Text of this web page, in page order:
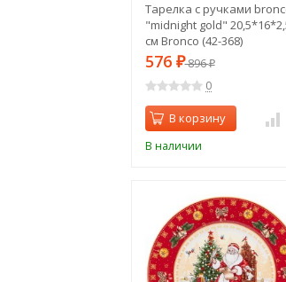
Тарелка с ручками
"midnight gold"
см Bronco (42-368)
576 ₽896₽
0
В корзину
В наличии